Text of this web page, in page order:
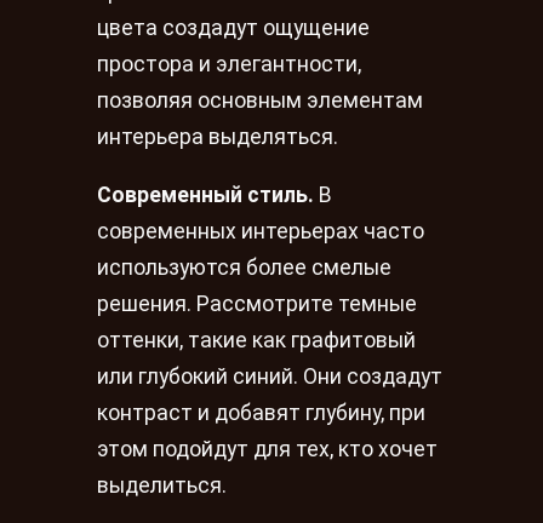
цвета создадут ощущение
простора и элегантности,
позволяя основным элементам
интерьера выделяться.
Современный стиль. В
современных интерьерах часто
используются более смелые
решения. Рассмотрите темные
оттенки, такие как графитовый
или глубокий синий. Они создадут
контраст и добавят глубину, при
этом подойдут для тех, кто хочет
выделиться.